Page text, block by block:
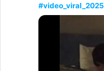
#video_viral_2025